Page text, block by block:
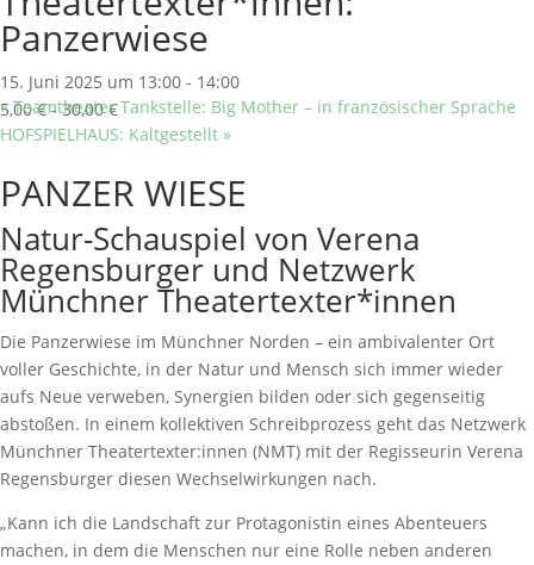
Panzerwiese
15. Juni 2025 um 13:00 - 14:00
5,00 € - 30,00 €
« Teamtheater Tankstelle: Big Mother – in französischer Sprache
HOFSPIELHAUS: Kaltgestellt »
PANZER WIESE
Natur-Schauspiel von Verena
Regensburger und Netzwerk
Münchner Theatertexter*innen
Die Panzerwiese im Münchner Norden – ein ambivalenter Ort
voller Geschichte, in der Natur und Mensch sich immer wieder
aufs Neue verweben, Synergien bilden oder sich gegenseitig
abstoßen. In einem kollektiven Schreibprozess geht das Netzwerk
Münchner Theatertexter:innen (NMT) mit der Regisseurin Verena
Regensburger diesen Wechselwirkungen nach.
„Kann ich die Landschaft zur Protagonistin eines Abenteuers
machen, in dem die Menschen nur eine Rolle neben anderen